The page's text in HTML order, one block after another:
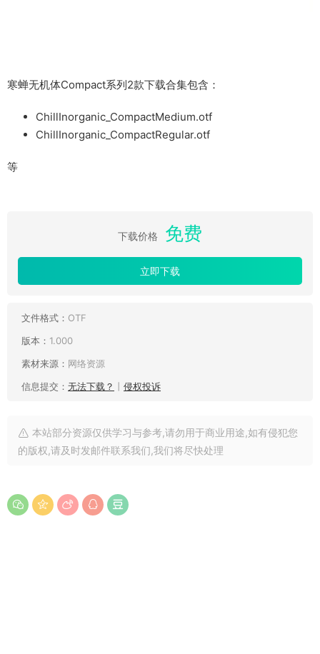
寒蝉无机体Compact系列2款下载合集包含：
ChillInorganic_CompactMedium.otf
ChillInorganic_CompactRegular.otf
等
下载价格 免费
立即下载
文件格式： OTF
版本： 1.000
素材来源： 网络资源
信息提交： 无法下载？ 侵权投诉
本站部分资源仅供学习与参考,请勿用于商业用途,如有侵犯您
的版权,请及时发邮件联系我们,我们将尽快处理